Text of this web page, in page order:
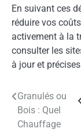
En suivant ces
réduire vos
activement à la
consulter les
à jour et
Navigation
de
Granulés ou
Bois : Quel
Chauffage